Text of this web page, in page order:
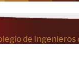
de Ingenieros